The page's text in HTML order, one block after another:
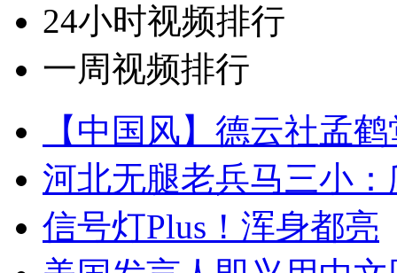
24小时视频排行
一周视频排行
【中国风】德云社孟
河北无腿老兵马三小
信号灯Plus！浑身都亮